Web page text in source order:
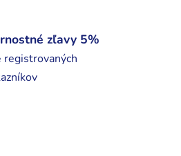
zľavy 5%
registrovaných